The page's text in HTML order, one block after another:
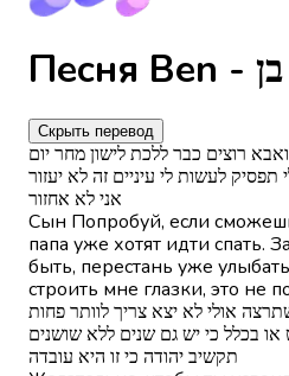
Скрыть перевод
רוצים כבר ללכת לישון מחר יום
לעשות לי עיניים זה לא יעזור
אני לא אחזור
Сын Попробуй, если
папа уже хотят идти спать.
быть, перестань уже
строить мне глазки, это не
אולי לא יצא צריך לוותר פחות
בכלל כי יש גם שנים ללא שושנים
תקשיב יהודה כי זו היא עובדה